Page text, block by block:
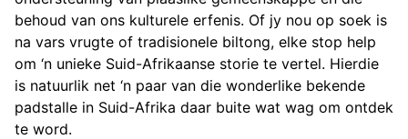
behoud van ons kulturele erfenis. Of jy nou op soek is
na vars vrugte of tradisionele biltong, elke stop help
om ‘n unieke Suid-Afrikaanse storie te vertel. Hierdie
is natuurlik net ‘n paar van die wonderlike bekende
padstalle in Suid-Afrika daar buite wat wag om ontdek
te word.